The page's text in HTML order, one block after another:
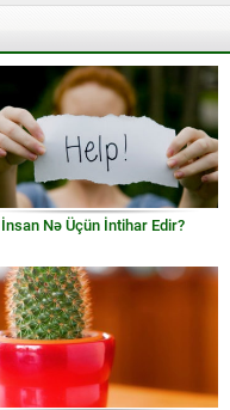
İnsan Nə Üçün İntihar Edir?